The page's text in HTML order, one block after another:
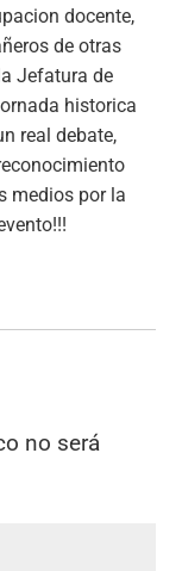
docente,
de otras
Jefatura de
historica
real debate,
medios por la
no será